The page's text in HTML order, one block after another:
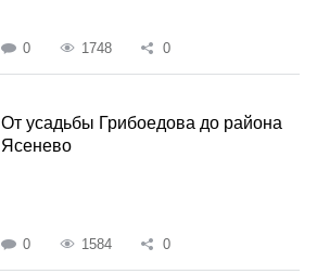
0 1748 0
От усадьбы Грибоедова до района
Ясенево
0 1584 0